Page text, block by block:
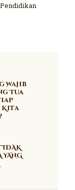
Wajib
Tua
Kita
YANG